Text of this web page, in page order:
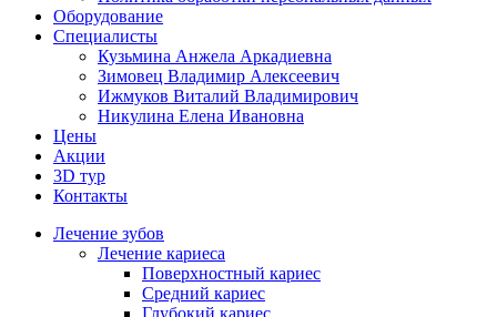
Оборудование
Специалисты
Кузьмина Анжела Аркадиевна
Зимовец Владимир Алексеевич
Ижмуков Виталий Владимирович
Никулина Елена Ивановна
Цены
Акции
3D тур
Контакты
Лечение зубов
Лечение кариеса
Поверхностный кариес
Средний кариес
Глубокий кариес